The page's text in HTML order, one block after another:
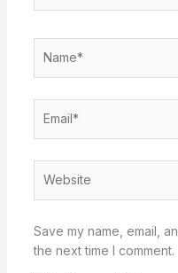
Save my name, email,
the next time I comment.